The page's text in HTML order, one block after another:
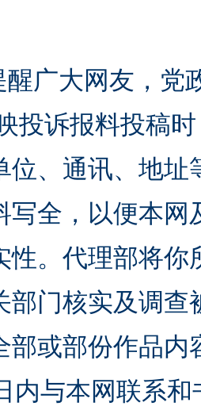
醒广大网友，党
投诉报料投稿
位、通讯、地
写全，以便本
性。代理部将
部门核实及调
部或部份作品
内与本网联系